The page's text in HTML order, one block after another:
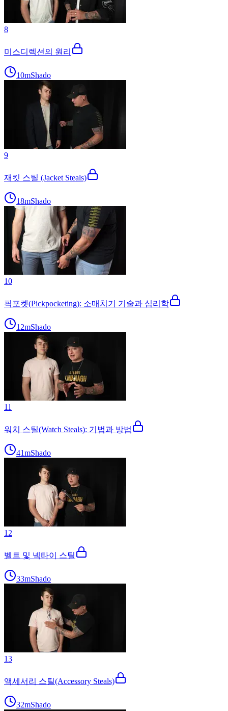
8
미스디렉션의 원리
10mShado
9
재킷 스틸 (Jacket Steals)
18mShado
10
픽포켓(Pickpocketing): 소매치기 기술과 심리학
12mShado
11
워치 스틸(Watch Steals): 기법과 방법
41mShado
12
벨트 및 넥타이 스틸
33mShado
13
액세서리 스틸(Accessory Steals)
32mShado